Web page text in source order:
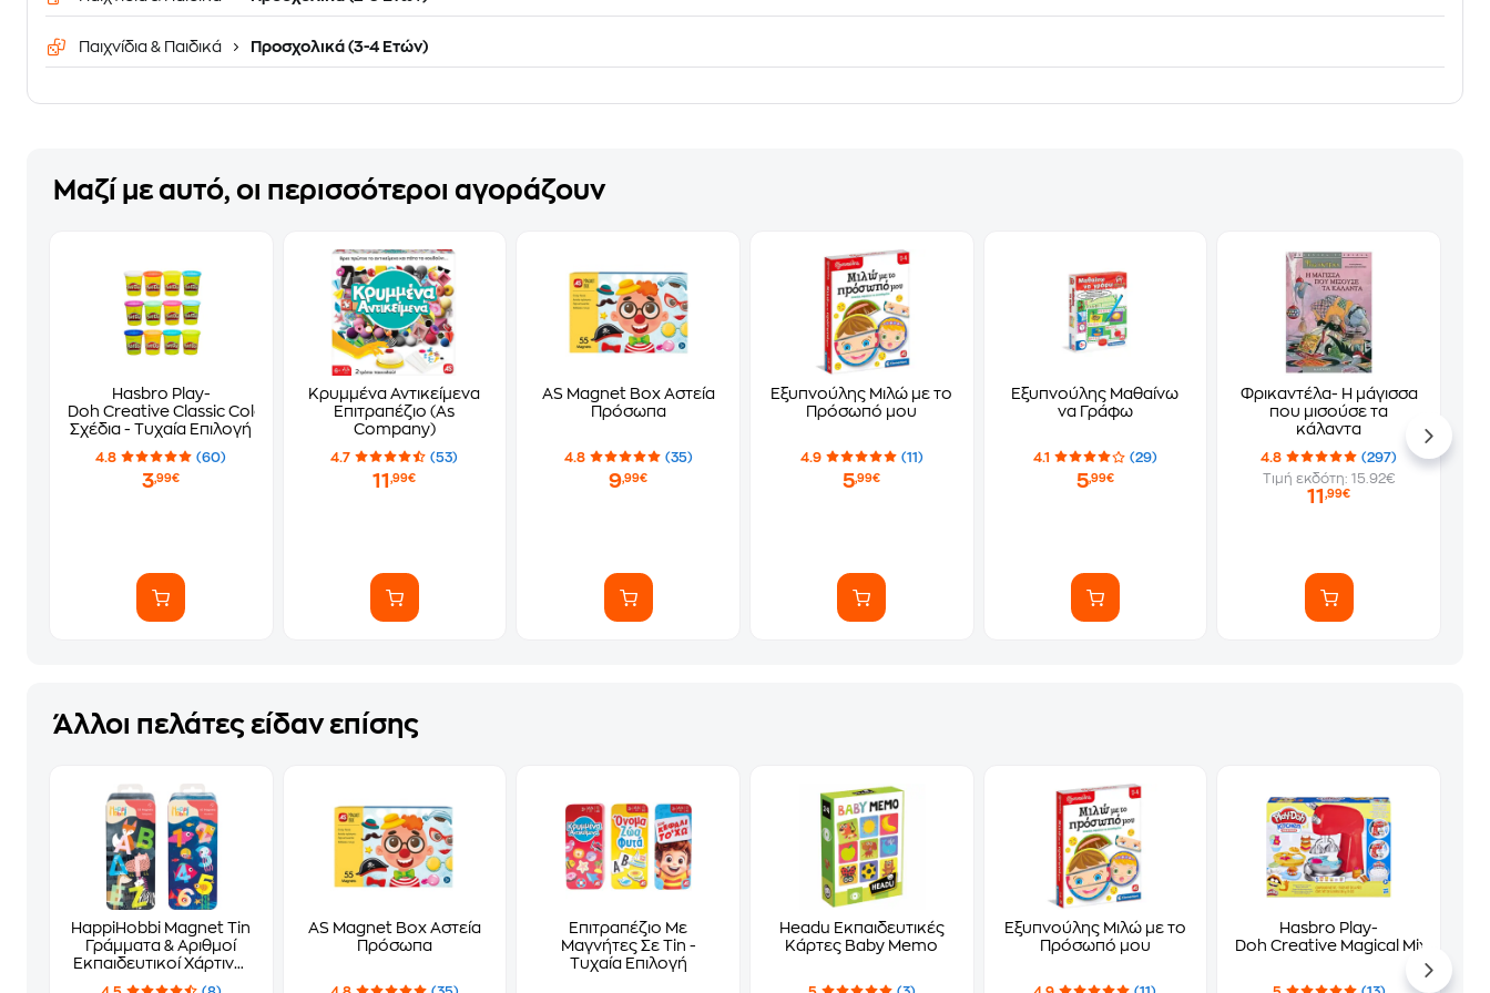
Παιχνίδια & Παιδικά Προσχολικά (3-4 Ετών)
Μαζί με αυτό, οι περισσότεροι αγοράζουν
Hasbro Play-
Doh Creative Classic Color 4
Σχέδια - Τυχαία Επιλογή
4.8 (60)
3,99€
Κρυμμένα Αντικείμενα
Επιτραπέζιο (As
Company)
4.7 (53)
11,99€
AS Magnet Box Αστεία
Πρόσωπα
4.8 (35)
9,99€
Εξυπνούλης Μιλώ με το
Πρόσωπό μου
4.9 (11)
5,99€
Εξυπνούλης Μαθαίνω
να Γράφω
4.1 (29)
5,99€
Φρικαντέλα- Η μάγισσα
που μισούσε τα
κάλαντα
4.8
(297)
Τιμή εκδότη: 15.92€
11,99€
Άλλοι πελάτες είδαν επίσης
HappiHobbi Magnet Tin
Γράμματα & Αριθμοί
Εκπαιδευτικοί Χάρτινοι
Μαγνήτες 1 Τμχ - Τυχαία
AS Magnet Box Αστεία
Πρόσωπα
Επιτραπέζιο Με
Μαγνήτες Σε Tin -
Τυχαία Επιλογή
Headu Εκπαιδευτικές
Κάρτες Baby Memo
Εξυπνούλης Μιλώ με το
Πρόσωπό μου
Hasbro Play-
Doh Creative Magical Mixer